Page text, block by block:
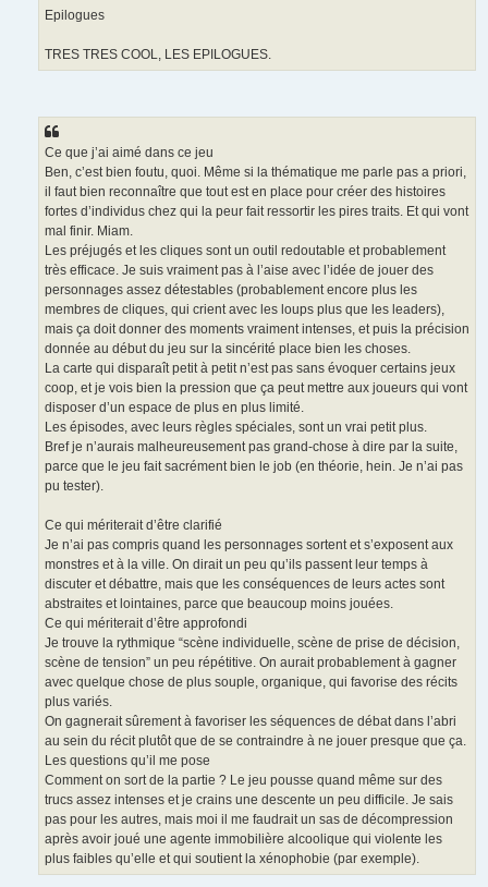
Epilogues
TRES TRES COOL, LES EPILOGUES.
Ce que j’ai aimé dans ce jeu
Ben, c’est bien foutu, quoi. Même si la thématique me parle pas a priori,
il faut bien reconnaître que tout est en place pour créer des histoires
fortes d’individus chez qui la peur fait ressortir les pires traits. Et qui vont
mal finir. Miam.
Les préjugés et les cliques sont un outil redoutable et probablement
très efficace. Je suis vraiment pas à l’aise avec l’idée de jouer des
personnages assez détestables (probablement encore plus les
membres de cliques, qui crient avec les loups plus que les leaders),
mais ça doit donner des moments vraiment intenses, et puis la précision
donnée au début du jeu sur la sincérité place bien les choses.
La carte qui disparaît petit à petit n’est pas sans évoquer certains jeux
coop, et je vois bien la pression que ça peut mettre aux joueurs qui vont
disposer d’un espace de plus en plus limité.
Les épisodes, avec leurs règles spéciales, sont un vrai petit plus.
Bref je n’aurais malheureusement pas grand-chose à dire par la suite,
parce que le jeu fait sacrément bien le job (en théorie, hein. Je n’ai pas
pu tester).
Ce qui mériterait d’être clarifié
Je n’ai pas compris quand les personnages sortent et s’exposent aux
monstres et à la ville. On dirait un peu qu’ils passent leur temps à
discuter et débattre, mais que les conséquences de leurs actes sont
abstraites et lointaines, parce que beaucoup moins jouées.
Ce qui mériterait d’être approfondi
Je trouve la rythmique “scène individuelle, scène de prise de décision,
scène de tension” un peu répétitive. On aurait probablement à gagner
avec quelque chose de plus souple, organique, qui favorise des récits
plus variés.
On gagnerait sûrement à favoriser les séquences de débat dans l’abri
au sein du récit plutôt que de se contraindre à ne jouer presque que ça.
Les questions qu’il me pose
Comment on sort de la partie ? Le jeu pousse quand même sur des
trucs assez intenses et je crains une descente un peu difficile. Je sais
pas pour les autres, mais moi il me faudrait un sas de décompression
après avoir joué une agente immobilière alcoolique qui violente les
plus faibles qu’elle et qui soutient la xénophobie (par exemple).